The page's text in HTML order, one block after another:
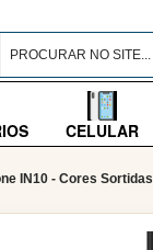
CELULAR
IN10 - Cores Sortidas